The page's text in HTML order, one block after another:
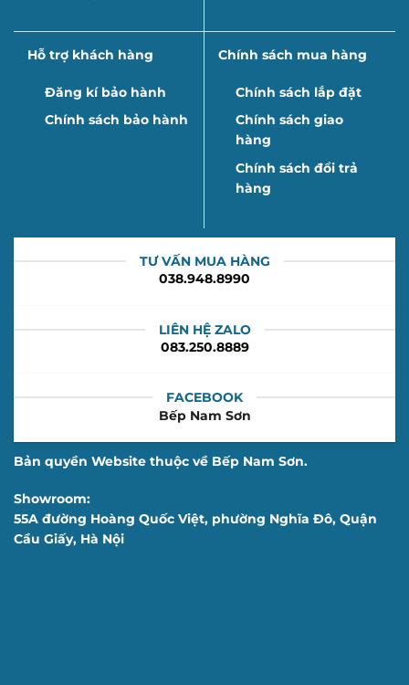
Hỗ trợ khách hàng
Đăng kí bảo hành
Chính sách bảo hành
Chính sách mua hàng
Chính sách lắp đặt
Chính sách giao
hàng
Chính sách đổi trả
hàng
TƯ VẤN MUA HÀNG
038.948.8990
LIÊN HỆ ZALO
083.250.8889
FACEBOOK
Bếp Nam Sơn
Bản quyền Website thuộc về Bếp Nam Sơn.
Showroom:
55A đường Hoàng Quốc Việt, phường Nghĩa Đô, Quận
Cầu Giấy, Hà Nội